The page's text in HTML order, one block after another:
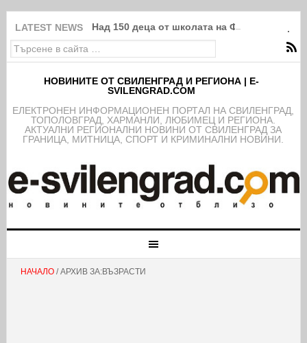
LATEST NEWS Над 150 деца от школата на ФК
НОВИНИТЕ ОТ СВИЛЕНГРАД И РЕГИОНА | E-
SVILENGRAD.COM
EЛЕКТРОНЕН ИНФОРМАЦИОНЕН ПОРТАЛ НА СВИЛЕНГРАД,
ТОПОЛОВГРАД, ХАРМАНЛИ, ЛЮБИМЕЦ И РЕГИОНА.
АКТУАЛНИ РЕГИОНАЛНИ НОВИНИ ОТ СВИЛЕНГРАД ЗА
ГРАНИЦА, МИТНИЦА, СПОРТ И КРИМИНАЛНИ НОВИНИ.
НАЧАЛО/ АРХИВ ЗА:ВЪЗРАСТИ